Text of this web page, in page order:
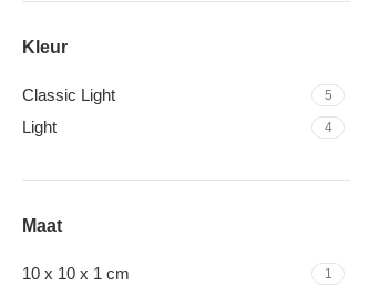
Kleur
Classic Light 5
Light 4
Maat
10 x 10 x 1 cm 1